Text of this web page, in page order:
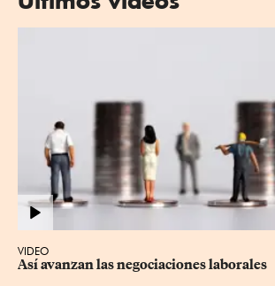
VIDEO
Así avanzan las negociaciones laborales